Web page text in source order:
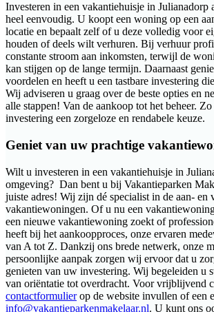
Investeren in een vakantiehuisje in Julianadorp
heel eenvoudig. U koopt een woning op een
locatie en bepaalt zelf of u deze volledig voor
houden of deels wilt verhuren. Bij verhuur
constante stroom aan inkomsten, terwijl de
kan stijgen op de lange termijn. Daarnaast
voordelen en heeft u een tastbare investering
Wij adviseren u graag over de beste opties en
alle stappen! Van de aankoop tot het beheer.
investering een zorgeloze en rendabele keuze.
Geniet van uw prachtige
Wilt u investeren in een vakantiehuisje in
omgeving? Dan bent u bij Vakantieparken
juiste adres! Wij zijn dé specialist in de aan- en
vakantiewoningen. Of u nu een
een nieuwe vakantiewoning zoekt of
heeft bij het aankoopproces, onze ervaren
van A tot Z. Dankzij ons brede netwerk, onze
persoonlijke aanpak zorgen wij ervoor dat u
genieten van uw investering. Wij begeleiden u
van oriëntatie tot overdracht. Voor vrijblijvend
contactformulierop de website invullen of een
info@vakantieparkenmakelaar.nl. U kunt ons